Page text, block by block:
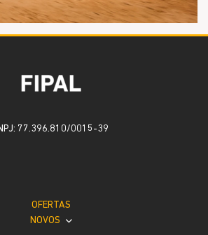
77.396.810/0015-39
OFERTAS
NOVOS